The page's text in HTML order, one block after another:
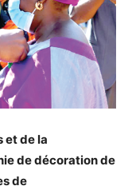
et de la
de décoration de
de